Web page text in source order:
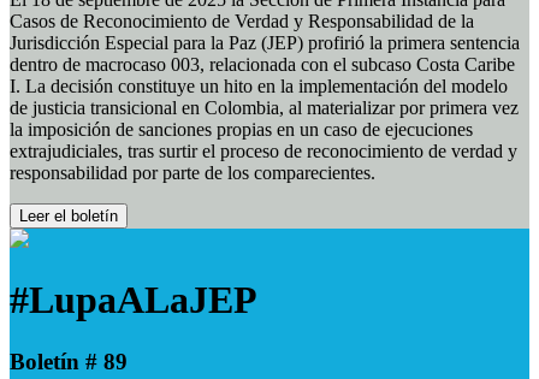
Casos de Reconocimiento de Verdad y Responsabilidad de la
Jurisdicción Especial para la Paz (JEP) profirió la primera sentencia
dentro de macrocaso 003, relacionada con el subcaso Costa Caribe
I. La decisión constituye un hito en la implementación del modelo
de justicia transicional en Colombia, al materializar por primera vez
la imposición de sanciones propias en un caso de ejecuciones
extrajudiciales, tras surtir el proceso de reconocimiento de verdad y
responsabilidad por parte de los comparecientes.
Leer el boletín
#LupaALaJEP
Boletín # 89